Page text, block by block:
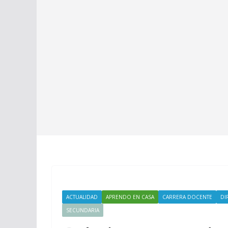
ACTUALIDAD APRENDO EN CASA CARRERA DOCENTE
SECUNDARIA